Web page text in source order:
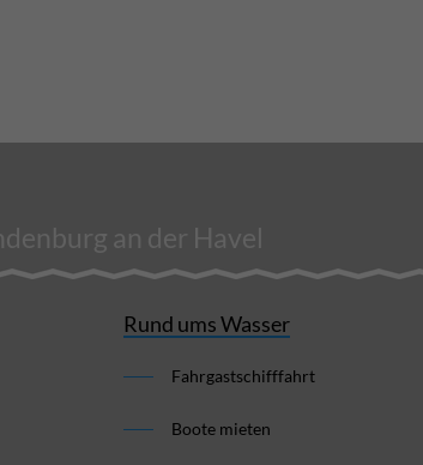
an der Havel
Rund ums Wasser
Fahrgastschifffahrt
Boote mieten